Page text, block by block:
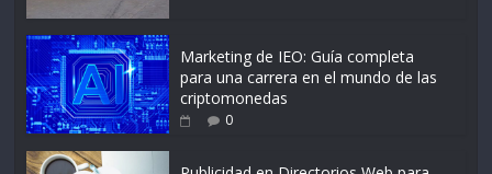
Marketing de IEO: Guía completa
para una carrera en el mundo de las
criptomonedas
0